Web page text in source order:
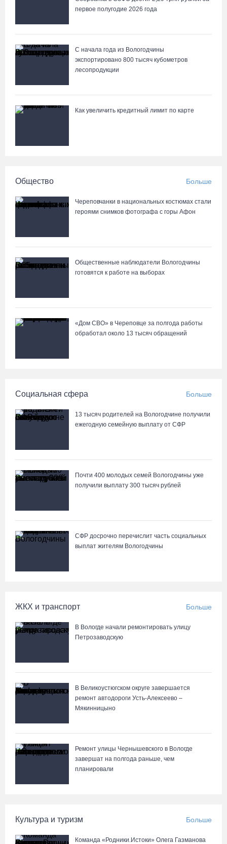
В Кириллове впервые пройдет фестиваль «Рэп на Руси» в
07.08.26 / 13:40
В Череповце госпитализировали пострадавшего в ДТП
мотоциклиста и его пассажира
07.08.26 / 13:36
Речные трамвайчики будут бесплатно катать вологжан и гостей
города 8 и 9 августа
07.08.26 / 12:49
07.08.26 / 12:32
Вытегорском округе
07.08.26 / 12:00
Из-за ремонта путей часть череповецких трамваев остановят
на три дня
07.08.26 / 11:22
07.08.26 / 11:19
медучреждениях
В Вологде иномарка сбила 12-летнего велосипедиста
07.08.26 / 10:36
07.08.26 / 10:24
Почти 60 тысяч вологжан научились защищать себя от
киберугроз
Неизвестный мужчина погиб в подожженном в Вологодской
На Вологодчине подвели итоги XII областной Спартакиады
ветеранов и пенсионеров
первое полугодие 2026 года
С начала года из Вологодчины
экспортировано 800 тысяч кубометров
лесопродукции
Как увеличить кредитный лимит по карте
Общество Больше
Череповчанки в национальных костюмах стали
героями снимков фотографа с горы Афон
Общественные наблюдатели Вологодчины
готовятся к работе на выборах
«Дом СВО» в Череповце за полгода работы
обработал около 13 тысяч обращений
Социальная сфера Больше
13 тысяч родителей на Вологодчине получили
ежегодную семейную выплату от СФР
Почти 400 молодых семей Вологодчины уже
получили выплату 300 тысяч рублей
СФР досрочно перечислит часть социальных
выплат жителям Вологодчины
ЖКХ и транспорт Больше
В Вологде начали ремонтировать улицу
Петрозаводскую
В Великоустюгском округе завершается
ремонт автодороги Усть-Алексеево –
Мякинницыно
Ремонт улицы Чернышевского в Вологде
завершат на полгода раньше, чем
планировали
Культура и туризм Больше
Команда «Родники.Истоки» Олега Газманова